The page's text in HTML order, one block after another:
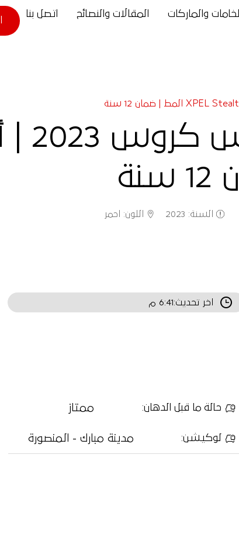
الخامات والماركات المقالات والنصائح اتصل بنا
السنة:
2023 اللون: احمر
اخر تحديث:6:41 م
حالة ما قبل الدهان: ممتاز
لوكيشن: مدينة مبارك - المنصورة